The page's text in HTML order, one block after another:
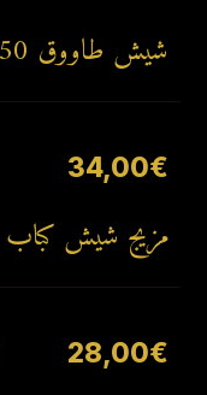
شيش طاووق 250 غرام
34,00€
مزيج شيش كباب 300 غرام
28,00€